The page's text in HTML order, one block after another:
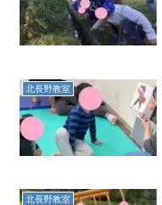
北長野教室
北長野教室